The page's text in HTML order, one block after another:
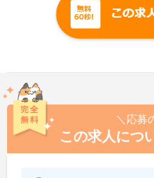
＼応募
この求人につ